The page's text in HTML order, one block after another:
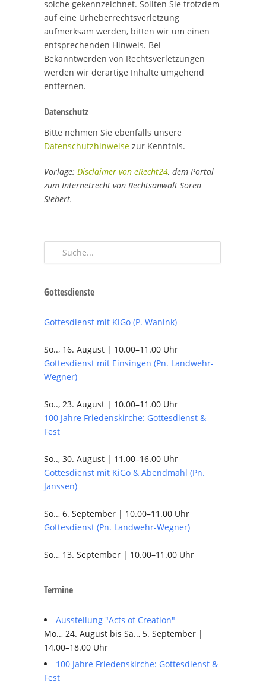
solche gekennzeichnet. Sollten Sie trotzdem
auf eine Urheberrechtsverletzung
aufmerksam werden, bitten wir um einen
entsprechenden Hinweis. Bei
Bekanntwerden von Rechtsverletzungen
werden wir derartige Inhalte umgehend
entfernen.
Datenschutz
Bitte nehmen Sie ebenfalls unsere
Datenschutzhinweise zur Kenntnis.
Vorlage: Disclaimer von eRecht24, dem Portal
zum Internetrecht von Rechtsanwalt Sören
Siebert.
Gottesdienste
Gottesdienst mit KiGo (P. Wanink)
So.., 16. August | 10.00–11.00 Uhr
Gottesdienst mit Einsingen (Pn. Landwehr-
Wegner)
So.., 23. August | 10.00–11.00 Uhr
100 Jahre Friedenskirche: Gottesdienst &
Fest
So.., 30. August | 11.00–16.00 Uhr
Gottesdienst mit KiGo & Abendmahl (Pn.
Janssen)
So.., 6. September | 10.00–11.00 Uhr
Gottesdienst (Pn. Landwehr-Wegner)
So.., 13. September | 10.00–11.00 Uhr
Termine
Ausstellung "Acts of Creation"
Mo.., 24. August bis Sa.., 5. September |
14.00–18.00 Uhr
100 Jahre Friedenskirche: Gottesdienst &
Fest